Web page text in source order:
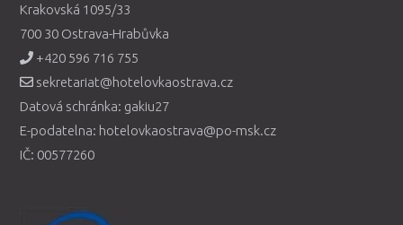
Krakovská 1095/33
700 30 Ostrava-Hrabůvka
+420 596 716 755
sekretariat@hotelovkaostrava.cz
Datová schránka: gakiu27
E-podatelna: hotelovkaostrava@po-msk.cz
IČ: 00577260